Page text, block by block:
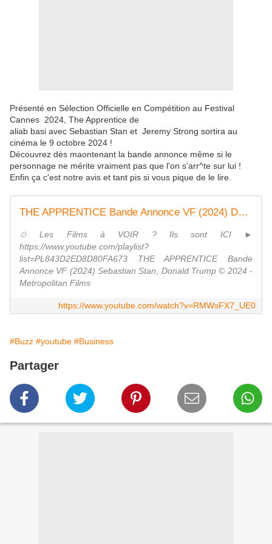
Présenté en Sélection Officielle en Compétition au Festival
Cannes 2024, The Apprentice de
aliab basi avec Sebastian Stan et Jeremy Strong sortira au
cinéma le 9 octobre 2024 !
Découvrez dès maontenant la bande annonce même si le
personnage ne mérite vraiment pas que l'on s'arr^te sur lui !
Enfin ça c'est notre avis et tant pis si vous pique de le lire.
THE APPRENTICE Bande Annonce VF (2024) Donald Trump
✩ Les Films à VOIR ? Ils sont ICI ►
https://www.youtube.com/playlist?
list=PL843D2ED8D80FA673 THE APPRENTICE Bande
Annonce VF (2024) Sebastian Stan, Donald Trump © 2024 -
Metropolitan Films
https://www.youtube.com/watch?v=RMWsFX7_UE0
#Buzz #youtube #Business
Partager